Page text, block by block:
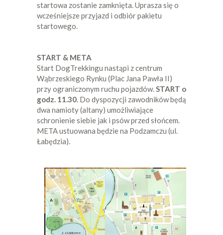
startowa zostanie zamknięta. Uprasza się o
wcześniejsze przyjazd i odbiór pakietu
startowego.
START & META
Start DogTrekkingu nastąpi z centrum
Wąbrzeskiego Rynku (Plac Jana Pawła II)
przy ograniczonym ruchu pojazdów.START o
godz. 11.30. Do dyspozycji zawodników będą
dwa namioty (altany) umożliwiające
schronienie siebie jak i psów przed słońcem.
META ustuowana będzie na Podzamczu (ul.
Łabędzia).